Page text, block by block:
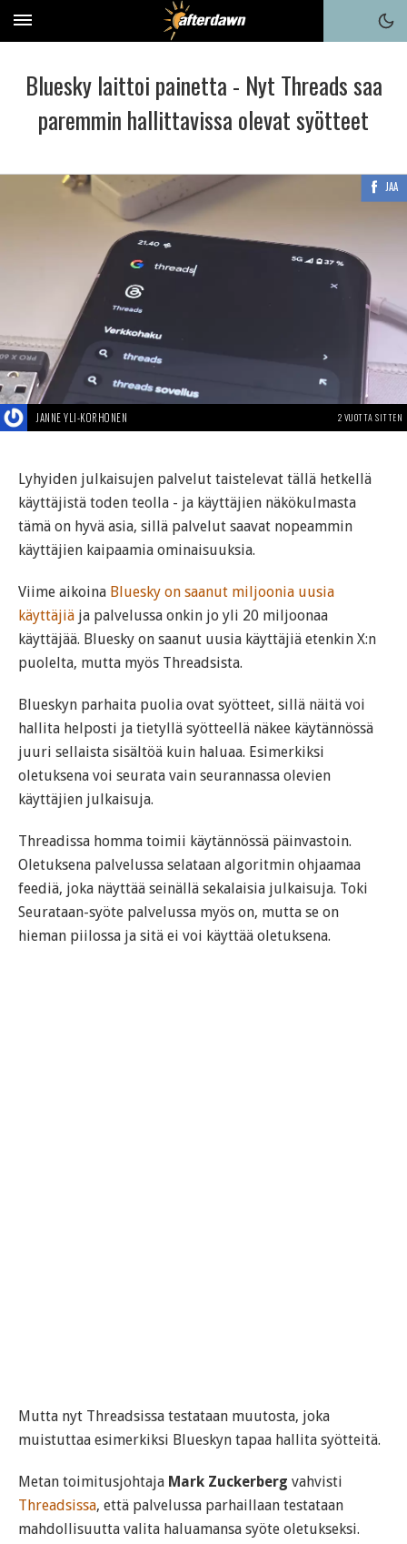
Bluesky laittoi painetta - Nyt Threads saa
paremmin hallittavissa olevat syötteet
JAA
JANNE YLI-KORHONEN 2 VUOTTA SITTEN
Lyhyiden julkaisujen palvelut taistelevat tällä hetkellä
käyttäjistä toden teolla - ja käyttäjien näkökulmasta
tämä on hyvä asia, sillä palvelut saavat nopeammin
käyttäjien kaipaamia ominaisuuksia.
Viime aikoina Bluesky on saanut miljoonia uusia
käyttäjiä ja palvelussa onkin jo yli 20 miljoonaa
käyttäjää. Bluesky on saanut uusia käyttäjiä etenkin X:n
puolelta, mutta myös Threadsista.
Blueskyn parhaita puolia ovat syötteet, sillä näitä voi
hallita helposti ja tietyllä syötteellä näkee käytännössä
juuri sellaista sisältöä kuin haluaa. Esimerkiksi
oletuksena voi seurata vain seurannassa olevien
käyttäjien julkaisuja.
Threadissa homma toimii käytännössä päinvastoin.
Oletuksena palvelussa selataan algoritmin ohjaamaa
feediä, joka näyttää seinällä sekalaisia julkaisuja. Toki
Seurataan-syöte palvelussa myös on, mutta se on
hieman piilossa ja sitä ei voi käyttää oletuksena.
Mutta nyt Threadsissa testataan muutosta, joka
muistuttaa esimerkiksi Blueskyn tapaa hallita syötteitä.
Metan toimitusjohtaja Mark Zuckerberg vahvisti
Threadsissa, että palvelussa parhaillaan testataan
mahdollisuutta valita haluamansa syöte oletukseksi.